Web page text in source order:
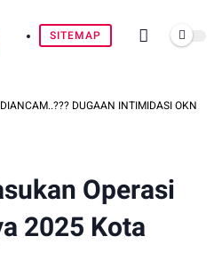
SITEMAP
DUGAAN INTIMIDASI OKNUM
Operasi
2025 Kota